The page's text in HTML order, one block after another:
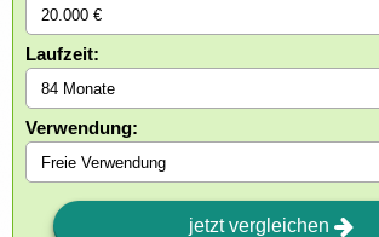
Laufzeit:
Verwendung:
jetzt vergleichen